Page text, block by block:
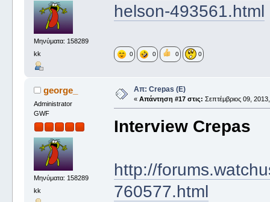
Μηνύματα: 158289
kk
helson-493561.html
0 0 0 0
george_
Administrator
GWF
Μηνύματα: 158289
kk
Απ: Crepas (E)
« Απάντηση #17 στις: Σεπτέμβριος 09,
Interview Crepas
http://
760577.html